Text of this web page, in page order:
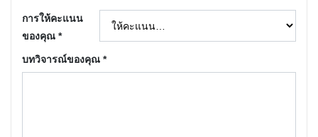
การให้คะแนน
ของคุณ *
บทวิจารณ์ของคุณ *